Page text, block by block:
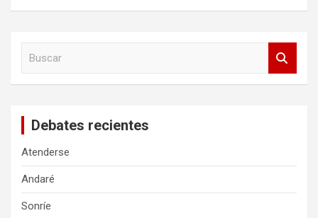
Debates recientes
Atenderse
Andaré
Sonríe